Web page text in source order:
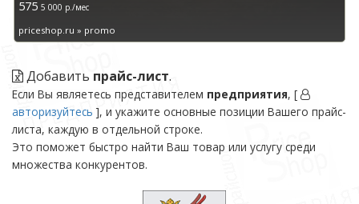
575 5 000 р./мес
priceshop.ru » promo
Добавить прайс-лист.
Если Вы являетесь представителем предприятия, [
авторизуйтесь ], и укажите основные позиции Вашего прайс-
листа, каждую в отдельной строке.
Это поможет быстро найти Ваш товар или услугу среди
множества конкурентов.